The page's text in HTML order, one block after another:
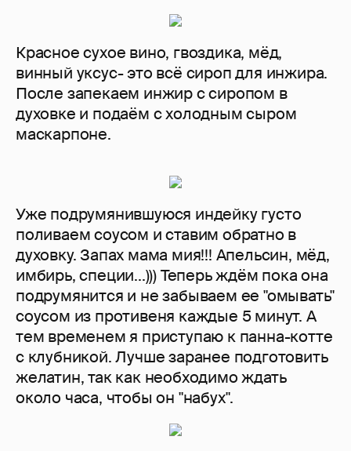
Красное сухое вино, гвоздика, мёд,
винный уксус- это всё сироп для инжира.
После запекаем инжир с сиропом в
духовке и подаём с холодным сыром
маскарпоне.
Уже подрумянившуюся индейку густо
поливаем соусом и ставим обратно в
духовку. Запах мама мия!!! Апельсин, мёд,
имбирь, специи...))) Теперь ждём пока она
подрумянится и не забываем ее "омывать"
соусом из противеня каждые 5 минут. А
тем временем я приступаю к панна-котте
с клубникой. Лучше заранее подготовить
желатин, так как необходимо ждать
около часа, чтобы он "набух".